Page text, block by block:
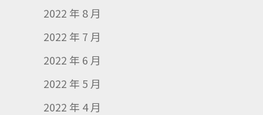
2022 年 8 月
2022 年 7 月
2022 年 6 月
2022 年 5 月
2022 年 4 月